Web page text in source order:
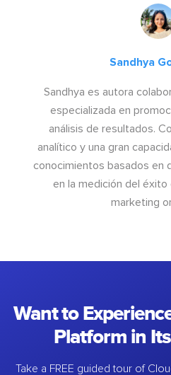
Sandhya
Sandhya es autora
especializada en
análisis de resultados.
analítico y una gran
conocimientos basados en
en la medición del éxito
marketing
Want to
Platform in
Take a FREE guided tour of